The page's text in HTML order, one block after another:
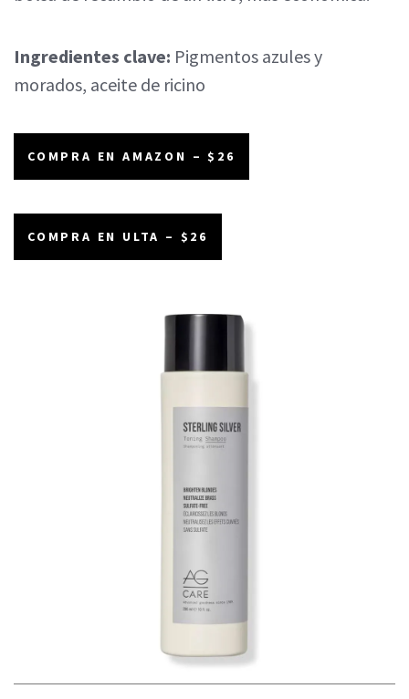
Ingredientes clave: Pigmentos azules y
morados, aceite de ricino
COMPRA EN AMAZON – $26
COMPRA EN ULTA – $26